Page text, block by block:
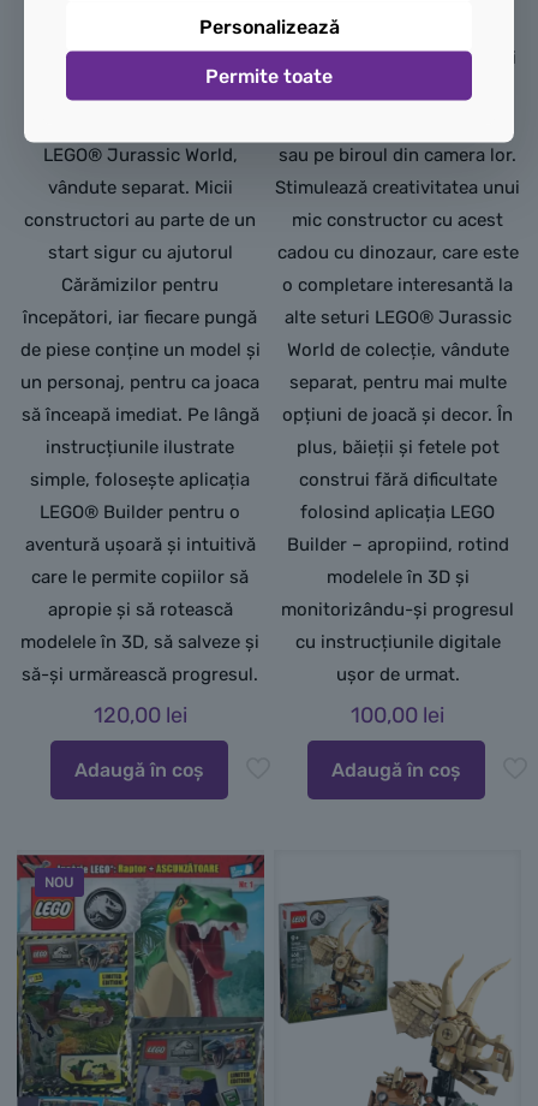
pentru preșcolari este o
completare distractivă la o
colecție de jucării cu
LEGO® Jurassic World,
vândute separat. Micii
constructori au parte de un
start sigur cu ajutorul
Cărămizilor pentru
începători, iar fiecare pungă
de piese conține un model și
un personaj, pentru ca joaca
să înceapă imediat. Pe lângă
instrucțiunile ilustrate
simple, folosește aplicația
LEGO® Builder pentru o
aventură ușoară și intuitivă
care le permite copiilor să
apropie și să rotească
modelele în 3D, să salveze și
să-și urmărească progresul.
120,00 lei
Adaugă în coș
Când joaca se încheie, copiii
pot expune decorațiunea cu
sau pe biroul din camera lor.
Stimulează creativitatea unui
mic constructor cu acest
cadou cu dinozaur, care este
o completare interesantă la
alte seturi LEGO® Jurassic
World de colecție, vândute
separat, pentru mai multe
opțiuni de joacă și decor. În
plus, băieții și fetele pot
construi fără dificultate
folosind aplicația LEGO
Builder – apropiind, rotind
modelele în 3D și
monitorizându-și progresul
cu instrucțiunile digitale
ușor de urmat.
100,00 lei
Adaugă în coș
NOU
Personalizează
Permite toate